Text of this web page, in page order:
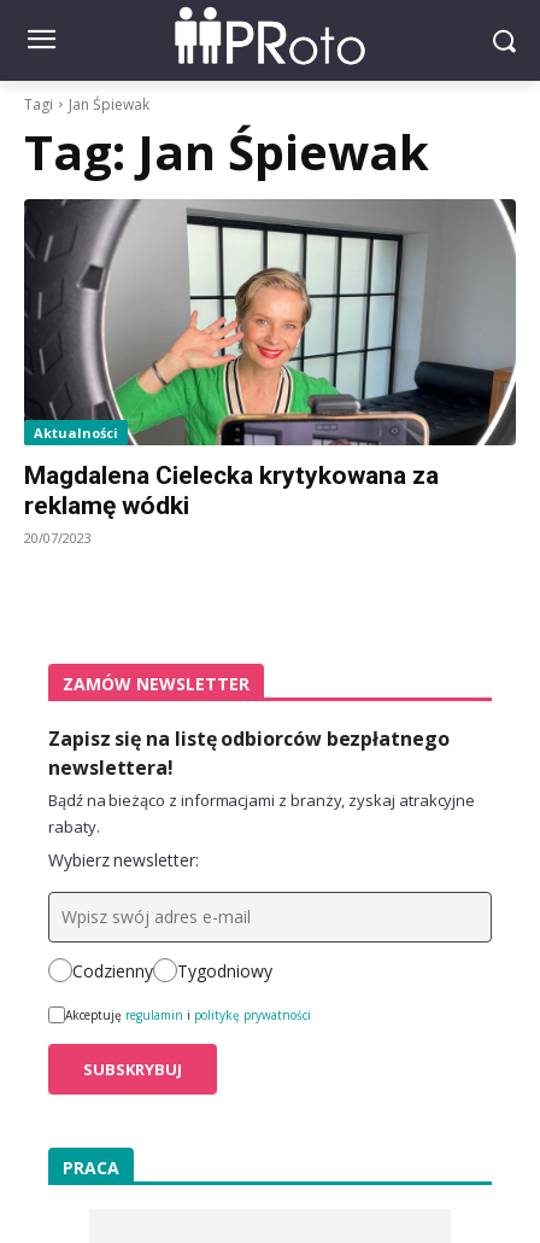
Tagi Jan Śpiewak
Tag: Jan Śpiewak
Aktualności
Magdalena Cielecka krytykowana za
reklamę wódki
20/07/2023
ZAMÓW NEWSLETTER
Zapisz się na listę odbiorców bezpłatnego
newslettera!
Bądź na bieżąco z informacjami z branży, zyskaj atrakcyjne
rabaty.
Wybierz newsletter:
Codzienny Tygodniowy
Akceptuję regulamin i politykę prywatności
PRACA